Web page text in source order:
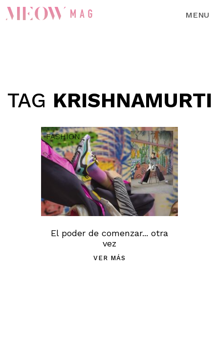
MENU
TAG KRISHNAMURTI
FASHION
El poder de comenzar... otra
vez
VER MÁS